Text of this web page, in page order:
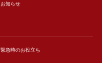
お知らせ
緊急時のお役立ち